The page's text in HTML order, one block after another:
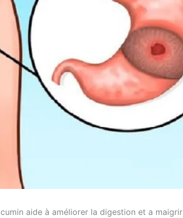
aide à améliorer la digestion et a